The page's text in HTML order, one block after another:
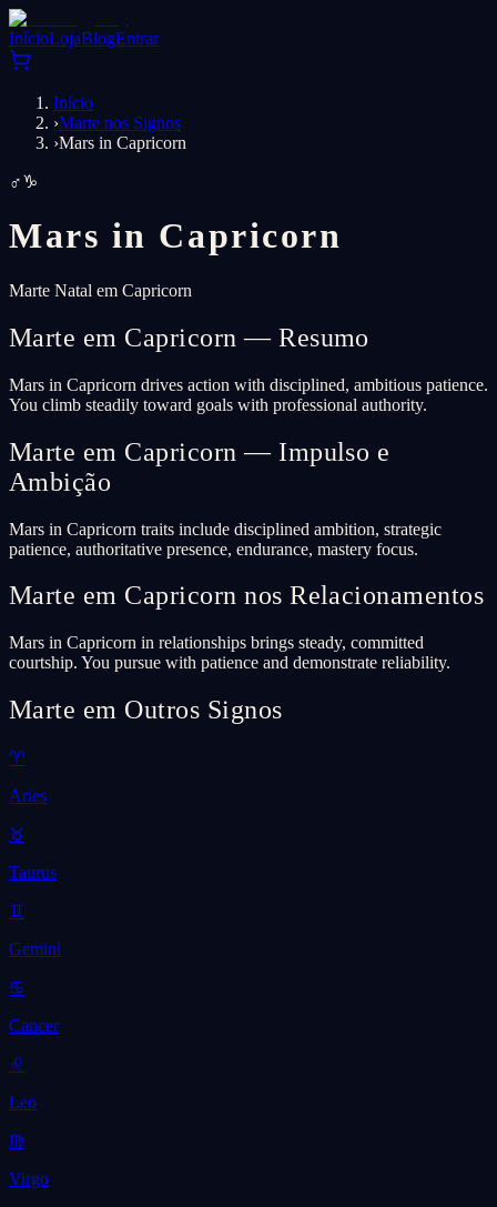
InícioLojaBlogEntrar
Início
›Marte nos Signos
›Mars in Capricorn
♂♑
Mars in Capricorn
Marte Natal em Capricorn
Marte em Capricorn — Resumo
Mars in Capricorn drives action with disciplined, ambitious patience.
You climb steadily toward goals with professional authority.
Marte em Capricorn — Impulso e
Ambição
Mars in Capricorn traits include disciplined ambition, strategic
patience, authoritative presence, endurance, mastery focus.
Marte em Capricorn nos Relacionamentos
Mars in Capricorn in relationships brings steady, committed
courtship. You pursue with patience and demonstrate reliability.
Marte em Outros Signos
♈
Aries
♉
Taurus
♊
Gemini
♋
Cancer
♌
Leo
♍
Virgo